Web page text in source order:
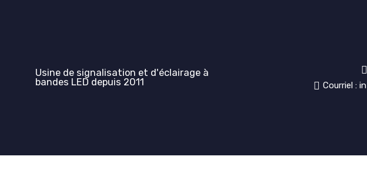
Usine de signalisation et d'éclairage à
bandes LED depuis 2011
Courriel :